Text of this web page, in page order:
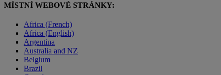
MÍSTNÍ WEBOVÉ STRÁNKY:
Africa (French)
Africa (English)
Argentina
Australia and NZ
Belgium
Brazil